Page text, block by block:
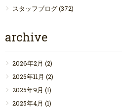
スタッフブログ(372)
archive
2026年2月 (2)
2025年11月 (2)
2025年9月 (1)
2025年4月 (1)